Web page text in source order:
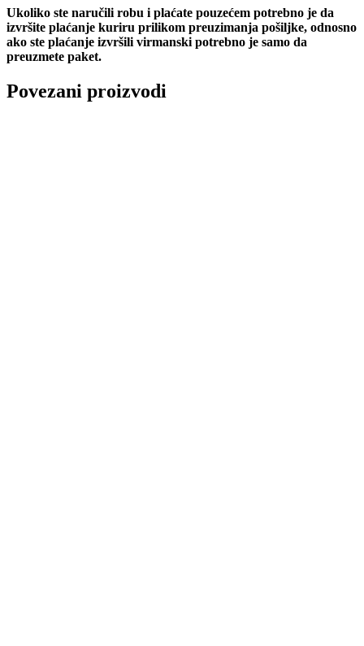
Ukoliko ste naručili robu i plaćate pouzećem potrebno je da
izvršite plaćanje kuriru prilikom preuzimanja pošiljke, odnosno
ako ste plaćanje izvršili virmanski potrebno je samo da
preuzmete paket.
Povezani proizvodi